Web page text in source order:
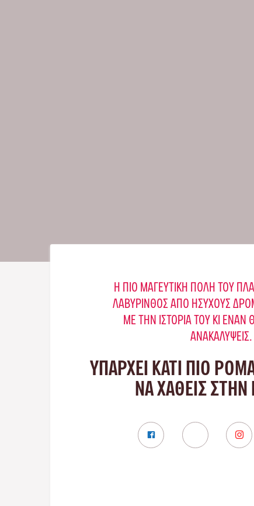
Η ΠΙΟ ΜΑΓΕΥΤΙΚΉ ΠΌΛΗ ΤΟΥ
ΛΑΒΎΡΙΝΘΟΣ ΑΠΌ ΉΣΥΧΟΥΣ
ΜΕ ΤΗΝ ΙΣΤΟΡΊΑ ΤΟΥ ΚΙ ΈΝΑΝ
ΑΝΑΚΑΛΎΨΕΙΣ.
ΥΠΑΡΧΕΙ ΚΑΤΙ ΠΙΟ
ΝΑ ΧΑΘΕΙΣ